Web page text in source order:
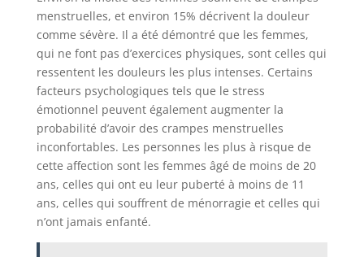
menstruelles, et environ 15% décrivent la douleur
comme sévère. Il a été démontré que les femmes,
qui ne font pas d’exercices physiques, sont celles qui
ressentent les douleurs les plus intenses. Certains
facteurs psychologiques tels que le stress
émotionnel peuvent également augmenter la
probabilité d’avoir des crampes menstruelles
inconfortables. Les personnes les plus à risque de
cette affection sont les femmes âgé de moins de 20
ans, celles qui ont eu leur puberté à moins de 11
ans, celles qui souffrent de ménorragie et celles qui
n’ont jamais enfanté.